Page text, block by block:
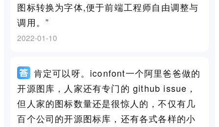
图标转换为字体,便于前端工程师自由调整与
调用。”
2022-01-10
肯定可以呀。iconfont一个阿里爸爸做的
开源图库，人家还有专门的 github issue，
但人家的图标数量还是很惊人的，不仅有几
百个公司的开源图标库，还有各式各样的小